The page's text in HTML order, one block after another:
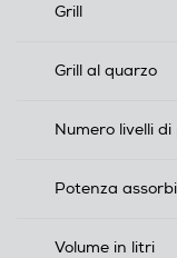
Grill
Grill al quarzo
Numero livelli
Potenza
Volume in litri